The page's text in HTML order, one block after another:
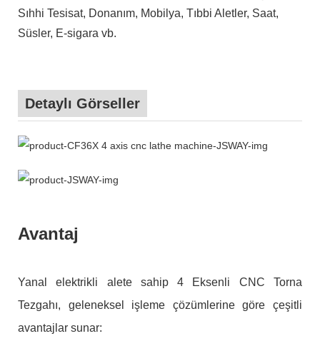
Sıhhi Tesisat, Donanım, Mobilya, Tıbbi Aletler, Saat,
Süsler, E-sigara vb.
Detaylı Görseller
Avantaj
Yanal elektrikli alete sahip 4 Eksenli CNC Torna
Tezgahı, geleneksel işleme çözümlerine göre çeşitli
avantajlar sunar: